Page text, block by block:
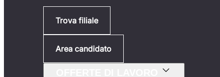
Trova filiale
Area candidato